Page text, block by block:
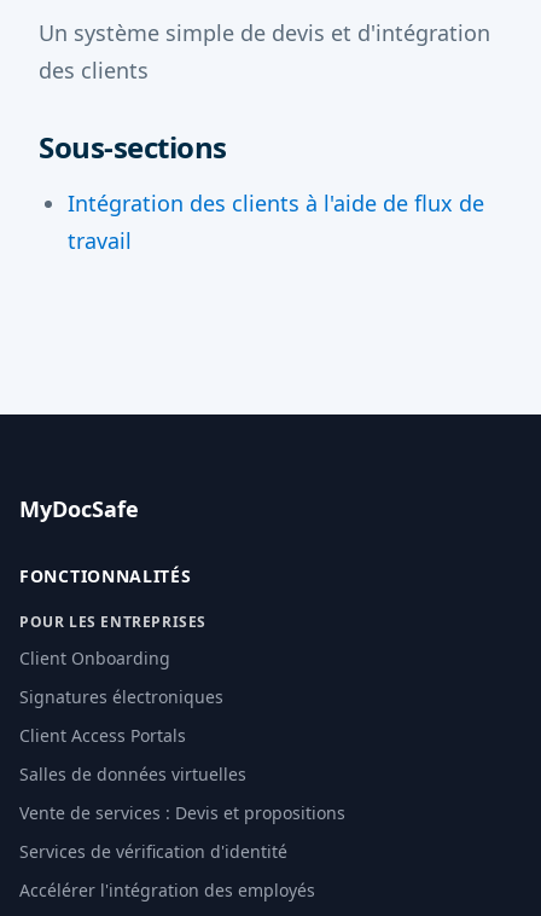
Un système simple de devis et d'intégration
des clients
Sous-sections
Intégration des clients à l'aide de flux de
travail
MyDocSafe
FONCTIONNALITÉS
POUR LES ENTREPRISES
Client Onboarding
Signatures électroniques
Client Access Portals
Salles de données virtuelles
Vente de services : Devis et propositions
Services de vérification d'identité
Accélérer l'intégration des employés